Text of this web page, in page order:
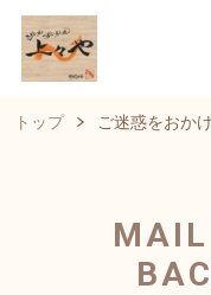
トップ ご迷惑をおか